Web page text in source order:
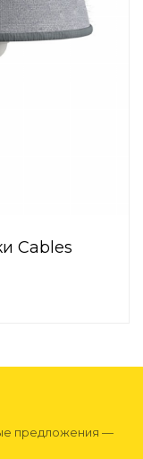
Cables
предложения —